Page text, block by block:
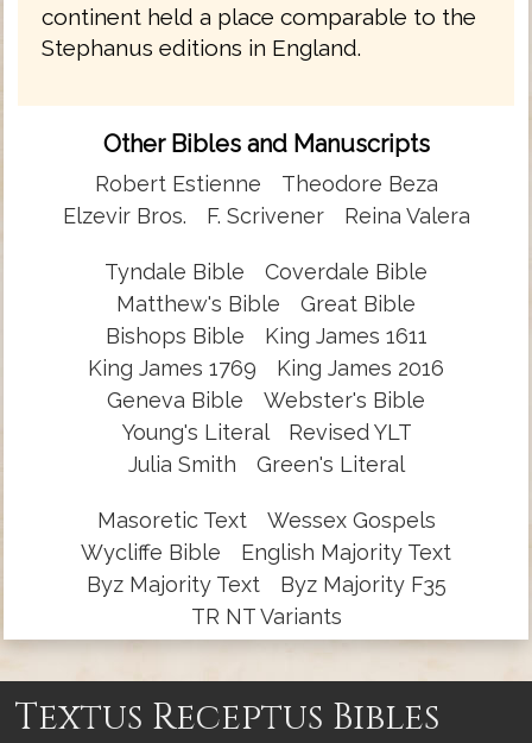
continent held a place comparable to the
Stephanus editions in England.
Other Bibles and Manuscripts
Robert Estienne
Theodore Beza
Elzevir Bros.
F. Scrivener Reina Valera
Tyndale Bible
Coverdale Bible
Matthew's Bible
Great Bible
Bishops Bible
King James 1611
King James 1769
King James 2016
Geneva Bible
Webster's Bible
Young's Literal
Revised YLT
Julia Smith
Green's Literal
Masoretic Text
Wessex Gospels
Wycliffe Bible
English Majority Text
Byz Majority Text
Byz Majority F35
TR NT Variants
Textus Receptus Bibles